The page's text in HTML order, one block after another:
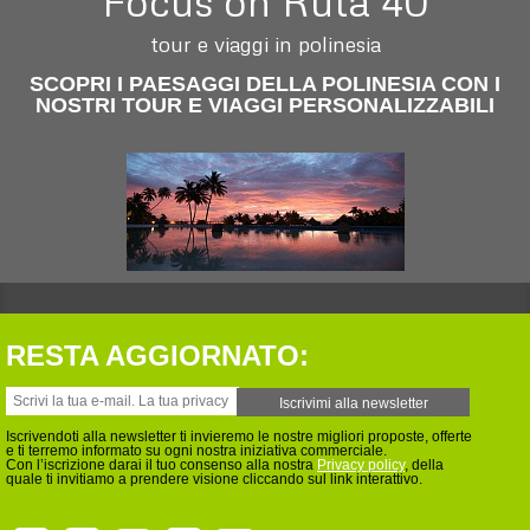
tour e viaggi in polinesia
SCOPRI I PAESAGGI DELLA POLINESIA CON I
NOSTRI TOUR E VIAGGI PERSONALIZZABILI
RESTA AGGIORNATO:
Iscrivendoti alla newsletter ti invieremo le nostre migliori proposte, offerte
e ti terremo informato su ogni nostra iniziativa commerciale.
Con l’iscrizione darai il tuo consenso alla nostra Privacy policy, della
quale ti invitiamo a prendere visione cliccando sul link interattivo.